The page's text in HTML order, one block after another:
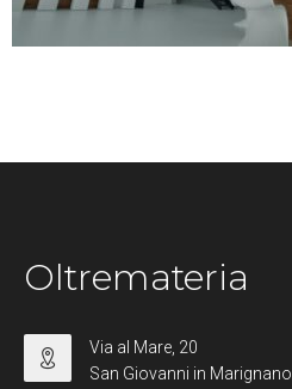
Oltremateria
Via al Mare, 20
San Giovanni in Marignano